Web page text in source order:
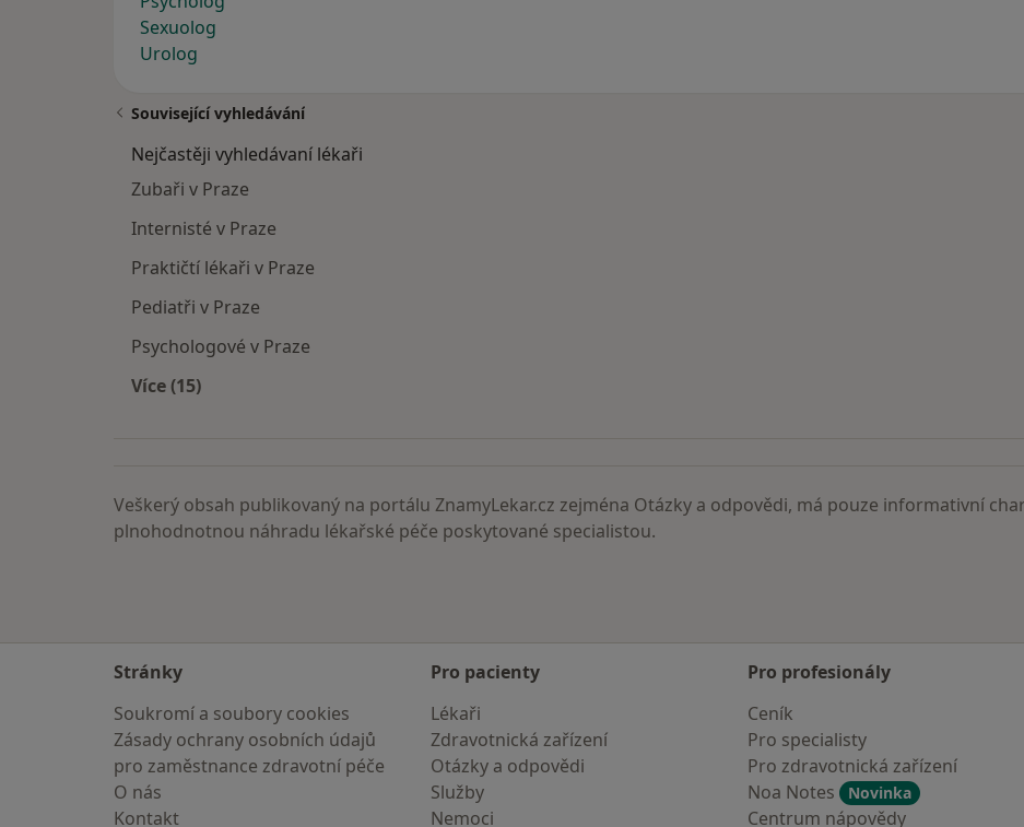
Sexuolog
Urolog
Související vyhledávání
Nejčastěji vyhledávaní lékaři
Zubaři v Praze
Internisté v Praze
Praktičtí lékaři v Praze
Pediatři v Praze
Psychologové v Praze
Více (15)
Veškerý obsah publikovaný na portálu ZnamyLekar.cz zejména Otázky a odpovědi, má pouze informativní
plnohodnotnou náhradu lékařské péče poskytované specialistou.
Stránky
Soukromí a soubory cookies
Zásady ochrany osobních údajů
pro zaměstnance zdravotní péče
O nás
Kontakt
Pro pacienty
Lékaři
Zdravotnická zařízení
Otázky a odpovědi
Služby
Nemoci
Pro profesionály
Ceník
Pro specialisty
Pro zdravotnická zařízení
Noa Notes
Novinka
Centrum nápovědy